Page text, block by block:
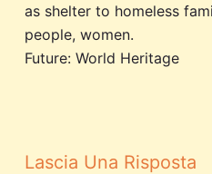
as shelter to homeless
people, women.
Future: World Heritage
Lascia Una Risposta